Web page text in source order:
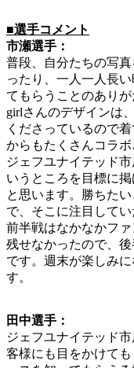
■選手コメント
市瀬選手：
普段、自分たちの写
ったり、一人一人長
てもらうことのあり
girlさんのデザインは
くださっているので
からもたくさんコラボ
ジェフユナイテッド
いうところを目標に
と思います。勝ちた
で、そこに注目してい
前半戦はなかなかフ
残せなかったので、
です。週末が楽しみ
す。
田中選手：
ジェフユナイテッド
客様にも目をかけて